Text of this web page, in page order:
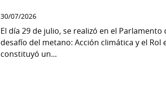
30/07/2026
El día 29 de julio, se realizó en el
desafío del metano: Acción climática y el
constituyó un...